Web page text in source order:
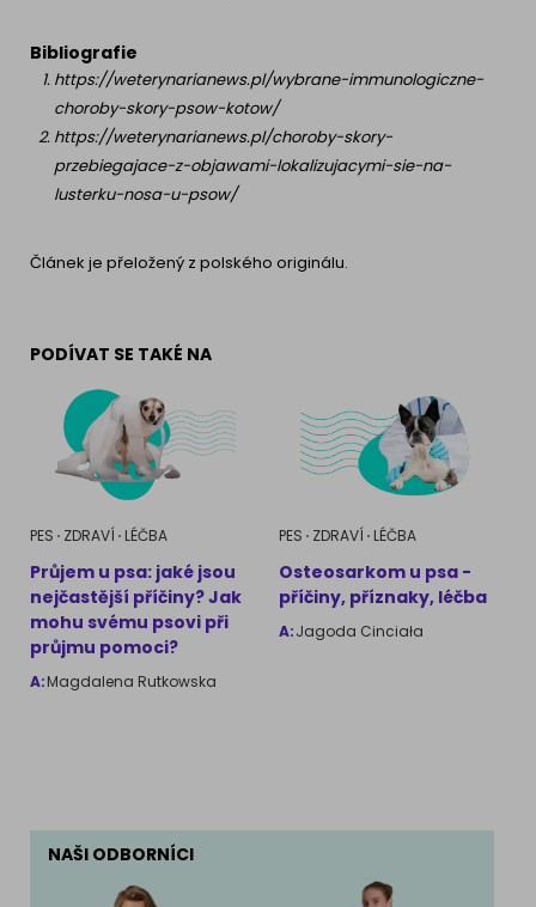
Bibliografie
https://weterynarianews.pl/wybrane-immunologiczne-
choroby-skory-psow-kotow/
https://weterynarianews.pl/choroby-skory-
przebiegajace-z-objawami-lokalizujacymi-sie-na-
lusterku-nosa-u-psow/
Článek je přeložený z polského originálu.
PODÍVAT SE TAKÉ NA
PES ZDRAVÍ LÉČBA
Průjem u psa: jaké jsou
nejčastější příčiny? Jak
mohu svému psovi při
průjmu pomoci?
A:Magdalena Rutkowska
PES ZDRAVÍ LÉČBA
Osteosarkom u psa -
příčiny, příznaky, léčba
A:Jagoda Cinciała
NAŠI ODBORNÍCI